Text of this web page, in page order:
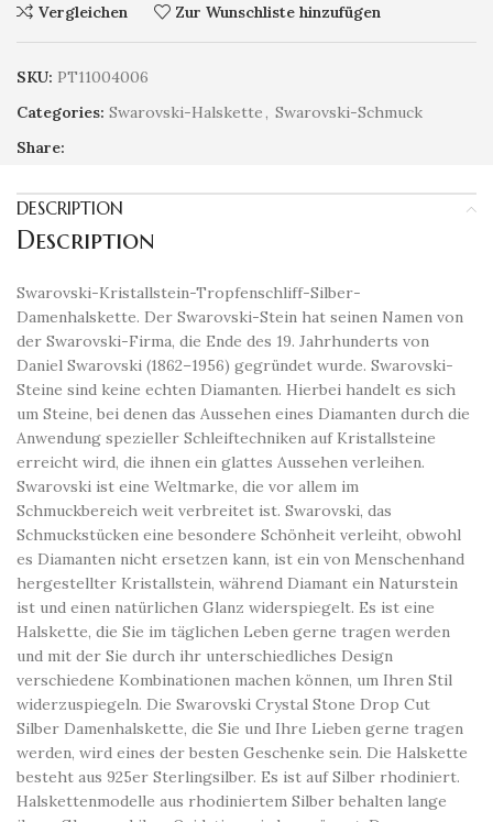
Vergleichen Zur Wunschliste hinzufügen
SKU: PT11004006
Categories: Swarovski-Halskette, Swarovski-Schmuck
Share:
DESCRIPTION
Description
Swarovski-Kristallstein-Tropfenschliff-Silber-
Damenhalskette. Der Swarovski-Stein hat seinen Namen von
der Swarovski-Firma, die Ende des 19. Jahrhunderts von
Daniel Swarovski (1862–1956) gegründet wurde. Swarovski-
Steine ​​sind keine echten Diamanten. Hierbei handelt es sich
um Steine, bei denen das Aussehen eines Diamanten durch die
Anwendung spezieller Schleiftechniken auf Kristallsteine ​​
erreicht wird, die ihnen ein glattes Aussehen verleihen.
Swarovski ist eine Weltmarke, die vor allem im
Schmuckbereich weit verbreitet ist. Swarovski, das
Schmuckstücken eine besondere Schönheit verleiht, obwohl
es Diamanten nicht ersetzen kann, ist ein von Menschenhand
hergestellter Kristallstein, während Diamant ein Naturstein
ist und einen natürlichen Glanz widerspiegelt. Es ist eine
Halskette, die Sie im täglichen Leben gerne tragen werden
und mit der Sie durch ihr unterschiedliches Design
verschiedene Kombinationen machen können, um Ihren Stil
widerzuspiegeln. Die Swarovski Crystal Stone Drop Cut
Silber Damenhalskette, die Sie und Ihre Lieben gerne tragen
werden, wird eines der besten Geschenke sein. Die Halskette
besteht aus 925er Sterlingsilber. Es ist auf Silber rhodiniert.
Halskettenmodelle aus rhodiniertem Silber behalten lange